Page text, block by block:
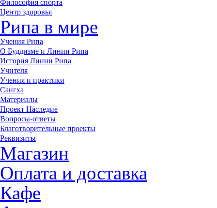
Философия спорта
Центр здоровья
Рипа в мире
Учения Рипа
О Буддизме и Линии Рипа
История Линии Рипа
Учителя
Учения и практики
Сангха
Материалы
Проект Наследие
Вопросы-ответы
Благотворительные проекты
Реквизиты
Магазин
Оплата и доставка
Кафе